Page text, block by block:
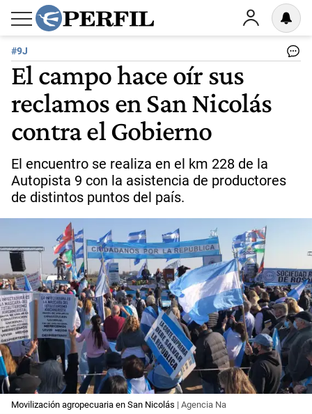
#9J
El campo hace oír sus
reclamos en San Nicolás
contra el Gobierno
El encuentro se realiza en el km 228 de la
Autopista 9 con la asistencia de productores
de distintos puntos del país.
Movilización agropecuaria en San Nicolás | Agencia Na